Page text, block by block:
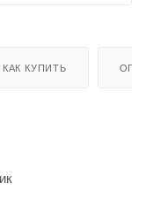
КАК КУПИТЬ